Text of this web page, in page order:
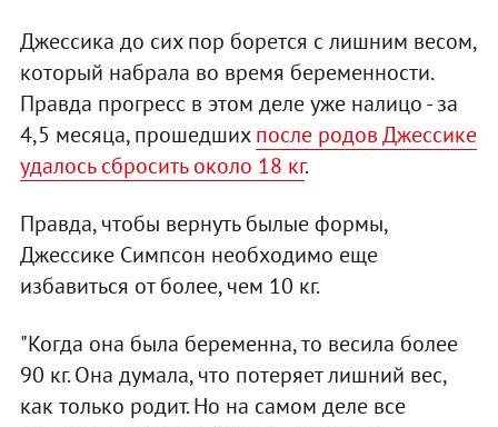
Джессика до сих пор борется с лишним весом,
который набрала во время беременности.
Правда прогресс в этом деле уже налицо - за
4,5 месяца, прошедшихпосле родов Джессике
удалось сбросить около 18 кг.
Правда, чтобы вернуть былые формы,
Джессике Симпсон необходимо еще
избавиться от более, чем 10 кг.
"Когда она была беременна, то весила более
90 кг. Она думала, что потеряет лишний вес,
как только родит. Но на самом деле все